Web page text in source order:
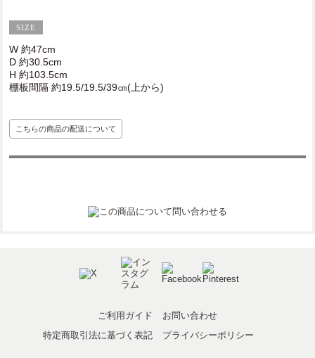
W 約47cm
D 約30.5cm
H 約103.5cm
棚板間隔 約19.5/19.5/39㎝(上から)
こちらの商品の配送について
ご利用ガイド
お問い合わせ
特定商取引法に基づく表記
プライバシーポリシー